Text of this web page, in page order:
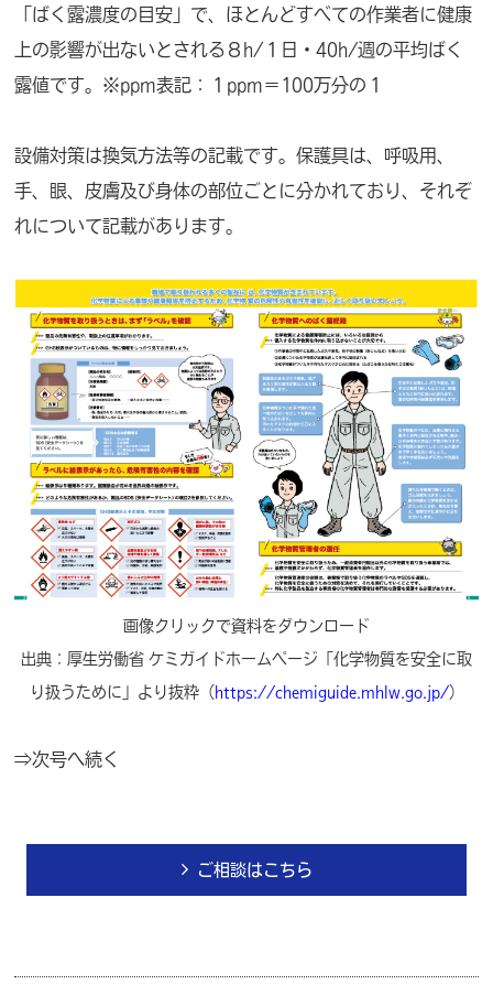
「ばく露濃度の目安」で、ほとんどすべての作業者に健康
上の影響が出ないとされる８h/１日・40h/週の平均ばく
露値です。※ppm表記：１ppm＝100万分の１
設備対策は換気方法等の記載です。保護具は、呼吸用、
手、眼、皮膚及び身体の部位ごとに分かれており、それぞ
れについて記載があります。
画像クリックで資料をダウンロード
出典：厚生労働省 ケミガイドホームページ「化学物質を安全に取
り扱うために」より抜粋（https://chemiguide.mhlw.go.jp/）
⇒次号へ続く
ご相談はこちら